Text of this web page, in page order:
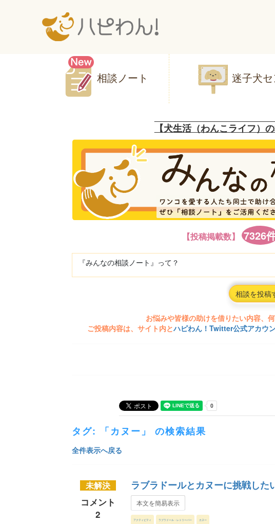
相談ノート 迷子犬
【犬生活（わんこライフ）
【投稿掲載数】 7326
『みんなの相談ノート』って？
相談を投稿
お悩みや皆様の助けを借りたい内容、
ご投稿内容は、サイト内とハピわん！Twitter公式アカウ
タグ: 「カヌー」 の検索結果
全件表示へ戻る
未解決
コメント
2
ラブラドールとカヌーに挑戦した
本文を簡易表示
アクティビティ ラブラドール・レトリーバー カヌー